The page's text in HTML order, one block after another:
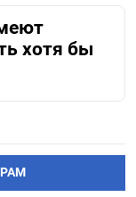
хотя бы